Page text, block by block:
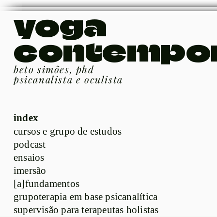
yoga
beto simões, phd
psicanalista e oculista
index
cursos e grupo de estudos
podcast
ensaios
imersão
[a]fundamentos
grupoterapia em base psicanalítica
supervisão para terapeutas holistas